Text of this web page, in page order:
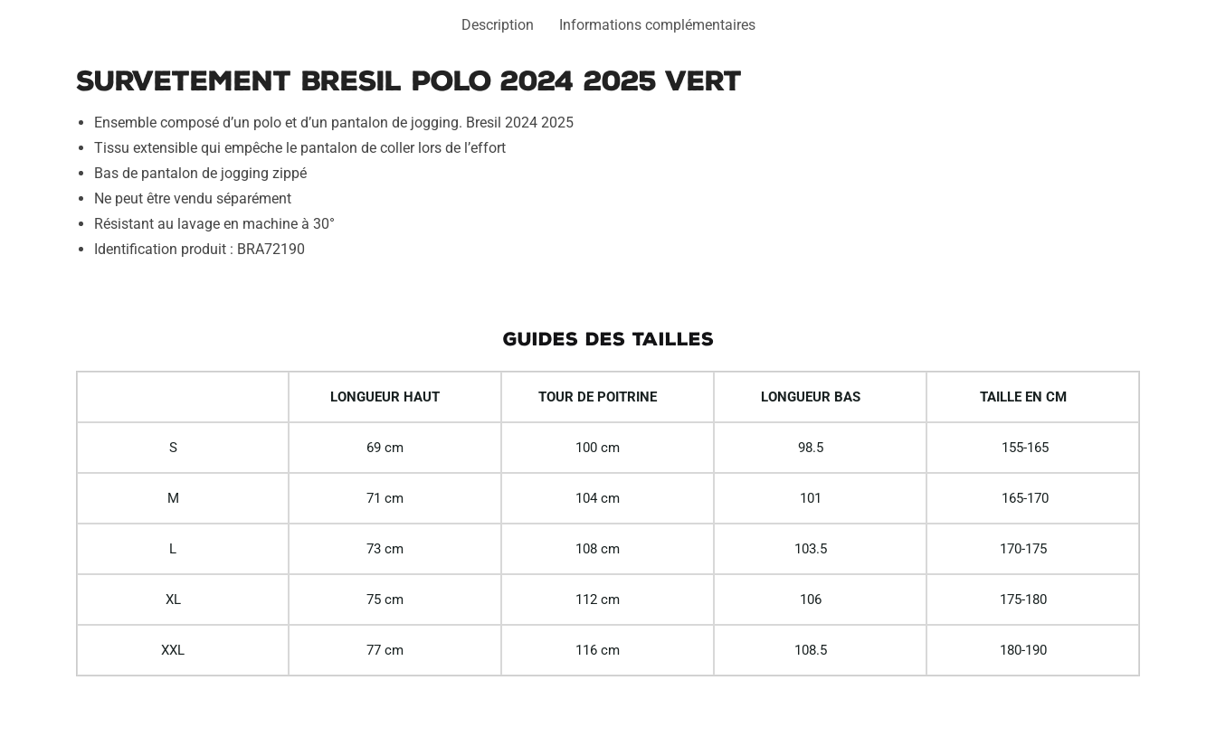
Description Informations complémentaires
Survetement Bresil Polo 2024 2025 Vert
Ensemble composé d’un polo et d’un pantalon de jogging. Bresil 2024 2025
Tissu extensible qui empêche le pantalon de coller lors de l’effort
Bas de pantalon de jogging zippé
Ne peut être vendu séparément
Résistant au lavage en machine à 30°
Identification produit : BRA72190
GUIDES DES TAILLES
LONGUEUR HAUT TOUR DE POITRINE LONGUEUR BAS TAILLE EN CM
S 69 cm 100 cm 98.5 155-165
M 71 cm 104 cm 101 165-170
L 73 cm 108 cm 103.5 170-175
XL 75 cm 112 cm 106 175-180
XXL 77 cm 116 cm 108.5 180-190